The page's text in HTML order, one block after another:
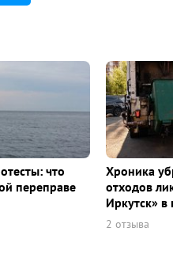
что
переправе
Хроника
отходов
Иркутск» в
2 отзыва